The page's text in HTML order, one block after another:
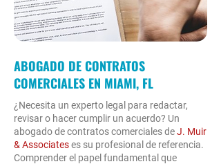
ABOGADO DE CONTRATOS
COMERCIALES EN MIAMI, FL
¿Necesita un experto legal para redactar,
revisar o hacer cumplir un acuerdo? Un
abogado de contratos comerciales deJ. Muir
& Associateses su profesional de referencia.
Comprender el papel fundamental que